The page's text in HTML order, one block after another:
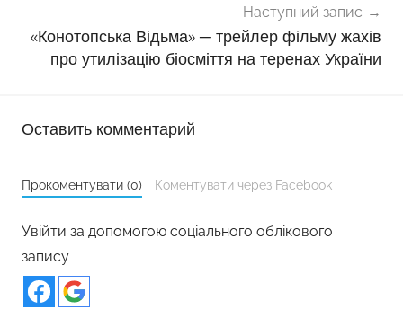
Наступний запис
«Конотопська Відьма» ─ трейлер фільму жахів
про утилізацію біосміття на теренах України
Оставить комментарий
Прокоментувати (0) Коментувати через Facebook
Увійти за допомогою соціального облікового
запису